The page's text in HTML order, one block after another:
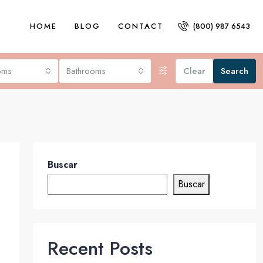
HOME BLOG CONTACT (800) 987 6543
Bathrooms Clear Search
Buscar
Buscar
Recent Posts